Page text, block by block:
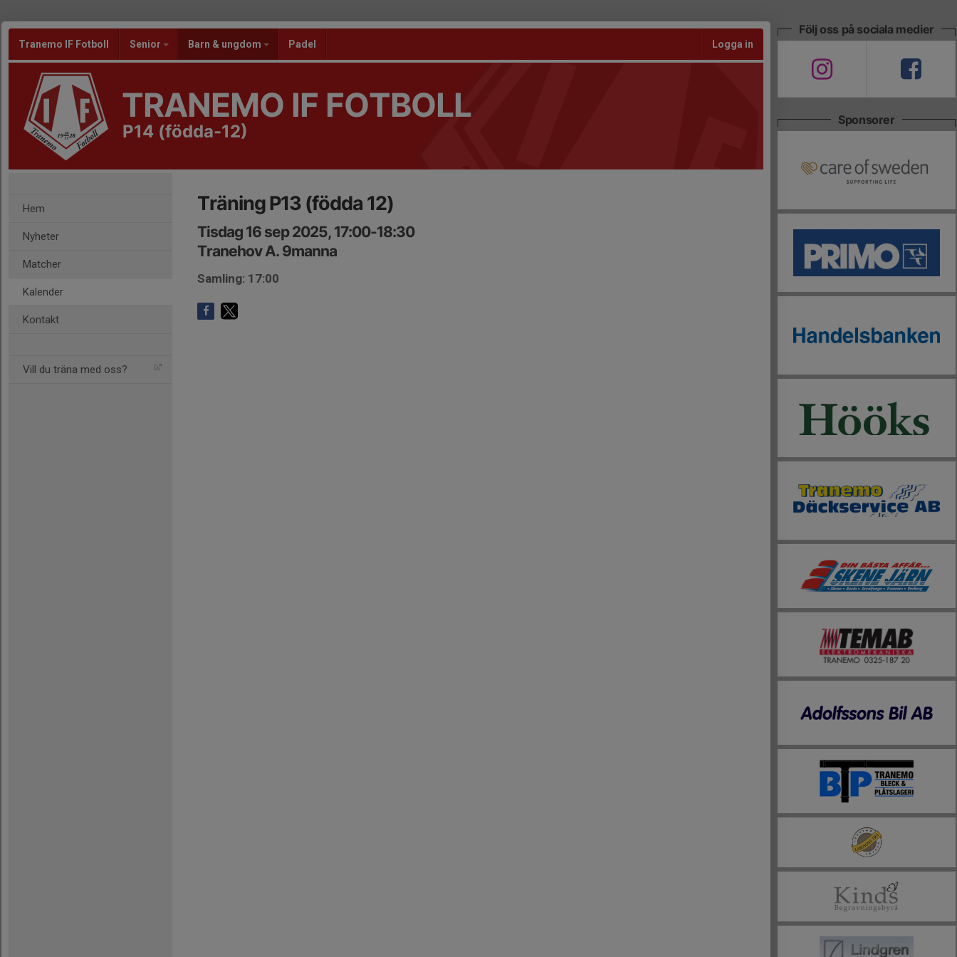
Tranemo IF Fotboll Senior Barn & ungdom Padel Logga in
TRANEMO IF FOTBOLL
P14 (födda-12)
Hem
Nyheter
Matcher
Kalender
Kontakt
Vill du träna med oss?
Träning P13 (födda 12)
Tisdag 16 sep 2025, 17:00-18:30
Tranehov A. 9manna
Samling: 17:00
Följ oss på sociala medier
Sponsorer